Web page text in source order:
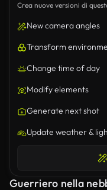
Crea nuove versioni di
New camera angles
Transform
Change time of day
Modify elements
Generate next shot
Update weather &
Guerriero nella